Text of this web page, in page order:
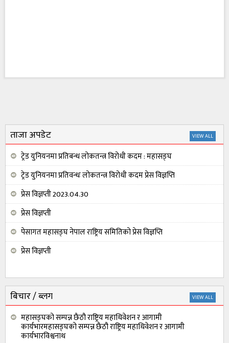
ताजा अपडेट VIEW ALL
ट्रेड युनियनमा प्रतिबन्ध लोकतन्त्र विरोधी कदम : महासङ्घ
ट्रेड युनियनमा प्रतिवन्धः लोकतन्त्र विरोधी कदम प्रेस विज्ञप्ति
प्रेस विज्ञप्ती 2023.04.30
प्रेस विज्ञप्ती
पेसागत महासङ्घ नेपाल राष्ट्रिय समितिको प्रेस विज्ञप्ति
प्रेस विज्ञप्ती
बिचार / ब्लग VIEW ALL
महासङ्घको सम्पन्न छैठौ राष्ट्रिय महाधिवेशन र आगामी
कार्यभारमहासङ्घको सम्पन्न छैठौ राष्ट्रिय महाधिवेशन र आगामी
कार्यभारविश्वनाथ